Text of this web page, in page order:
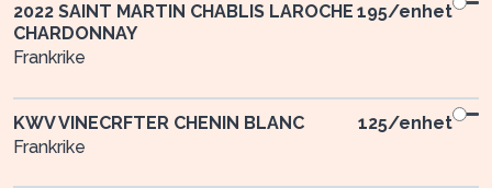
2022 SAINT MARTIN CHABLIS LAROCHE
CHARDONNAY
195/enhet
Frankrike
KWV VINECRFTER CHENIN BLANC 125/enhet
Frankrike